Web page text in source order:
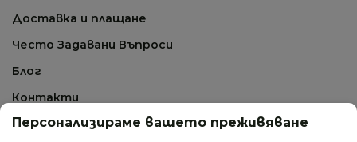
Доставка и плащане
Често Задавани Въпроси
Блог
Контакти
Персонализираме вашето преживяване